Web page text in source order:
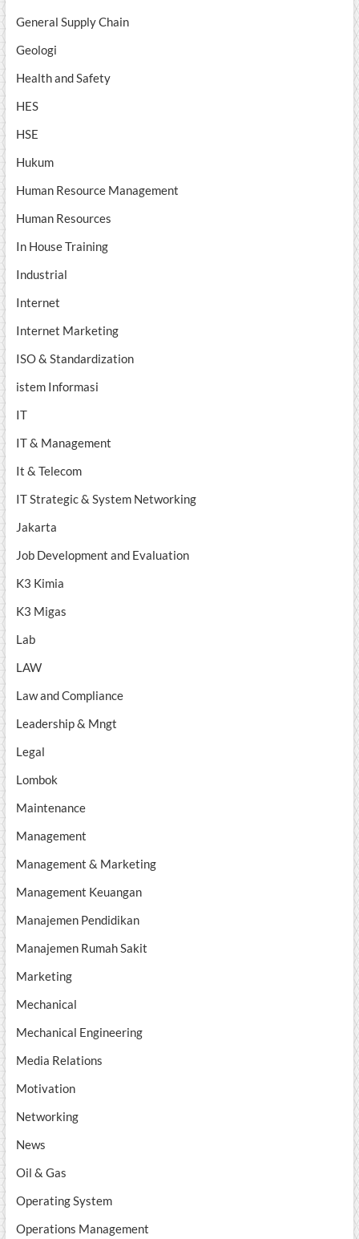
General Supply Chain
Geologi
Health and Safety
HES
HSE
Hukum
Human Resource Management
Human Resources
In House Training
Industrial
Internet
Internet Marketing
ISO & Standardization
istem Informasi
IT
IT & Management
It & Telecom
IT Strategic & System Networking
Jakarta
Job Development and Evaluation
K3 Kimia
K3 Migas
Lab
LAW
Law and Compliance
Leadership & Mngt
Legal
Lombok
Maintenance
Management
Management & Marketing
Management Keuangan
Manajemen Pendidikan
Manajemen Rumah Sakit
Marketing
Mechanical
Mechanical Engineering
Media Relations
Motivation
Networking
News
Oil & Gas
Operating System
Operations Management